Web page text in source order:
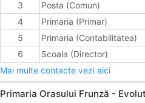
3
Posta (Comun)
4
Primaria (Primar)
5
Primaria (Contabilitatea)
6
Scoala (Director)
Mai multe contacte vezi aici
Primaria Orasului Frunză -